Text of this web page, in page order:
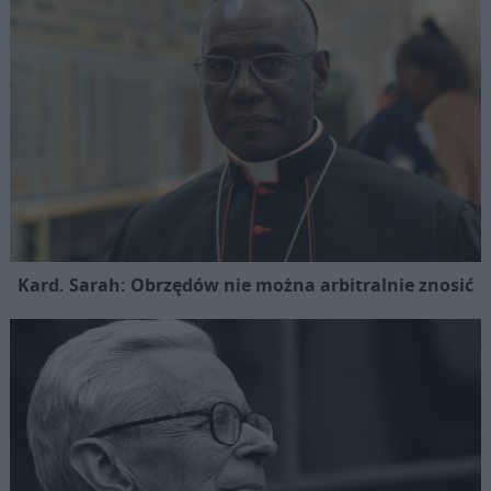
Kard. Sarah: Obrzędów nie można arbitralnie znosić